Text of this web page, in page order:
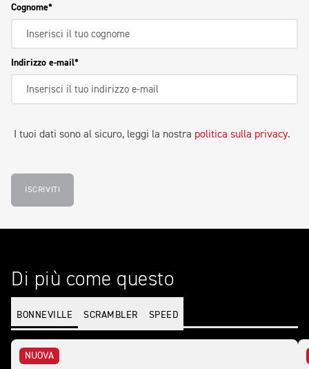
Cognome
Indirizzo e-mail
I tuoi dati sono al sicuro, leggi la nostra politica sulla privacy.
ISCRIVITI
Di più come questo
BONNEVILLE SCRAMBLER SPEED
NUOVA